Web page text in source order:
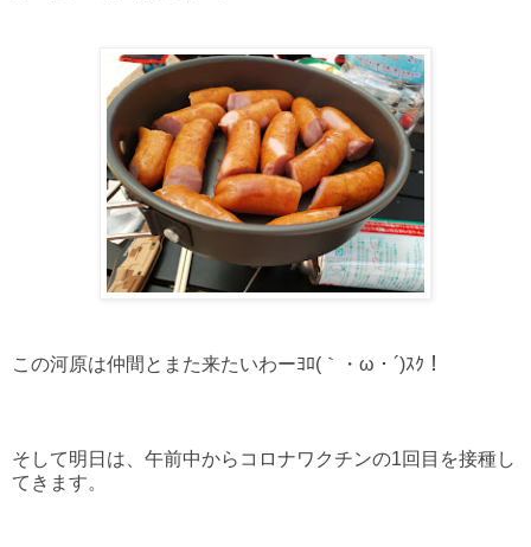
この河原は仲間とまた来たいわーﾖﾛ(｀・ω・´)ｽｸ！
そして明日は、午前中からコロナワクチンの1回目を接種し
てきます。